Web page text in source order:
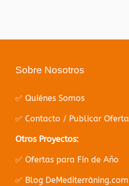
Sobre Nosotros
✅ Quiénes Somos
✅ Contacto / Publicar Oferta
Otros Proyectos:
✅ Ofertas para Fin de Año
✅ Blog DeMediterràning.com